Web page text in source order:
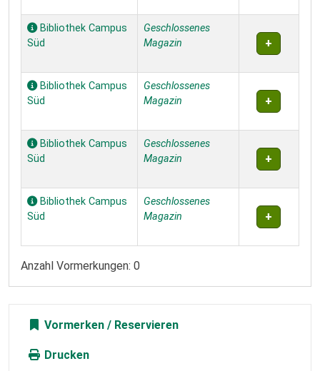
Bibliothek Campus
Süd
Geschlossenes
Magazin
Bibliothek Campus
Süd
Geschlossenes
Magazin
Bibliothek Campus
Süd
Geschlossenes
Magazin
Bibliothek Campus
Süd
Geschlossenes
Magazin
Anzahl Vormerkungen: 0
Vormerken
Drucken